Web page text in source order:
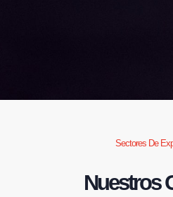
Sectores De
Nuestros